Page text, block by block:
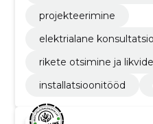
projekteerimine
elektrialane
rikete otsimine ja
installatsioonitööd